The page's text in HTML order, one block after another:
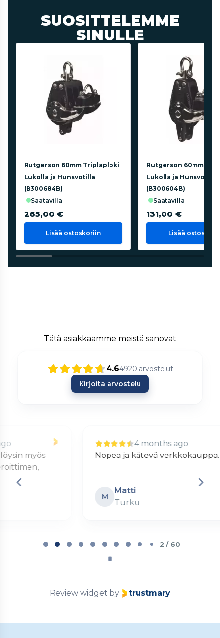
SUOSITTELEMME
SINULLE
Rutgerson 60mm Triplaploki
Lukolla ja Hunsvotilla
(B300684B)
saatavilla
265,00 €
Lisää ostoskoriin
Rutgerson 60mm
Lukolla ja Hunsvotilla
(B300604B)
saatavilla
131,00 €
Lisää
Tätä asiakkaamme meistä sanovat
4.64920 arvostelut
Kirjoita arvostelu
4 months ago
Nopea ja kätevä verkkokauppa.
2 / 60
Review widget by trustmary